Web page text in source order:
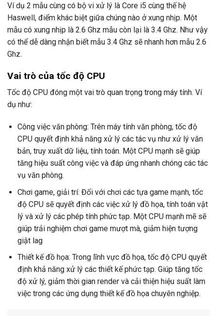
Ví dụ 2 mẫu cùng có bộ vi xử lý là Core i5 cùng thế hệ
Haswell, điểm khác biệt giữa chúng nào ở xung nhịp. Một
mẫu có xung nhịp là 2.6 Ghz mẫu còn lại là 3.4 Ghz. Như vậy
có thể dễ dàng nhận biết mẫu 3.4 Ghz sẽ nhanh hơn mẫu 2.6
Ghz.
Vai trò của tốc độ CPU
Tốc độ CPU đóng một vai trò quan trọng trong máy tính. Ví
dụ như:
Công việc văn phòng: Trên máy tính văn phòng, tốc độ
CPU quyết định khả năng xử lý các tác vụ như xử lý văn
bản, truy xuất dữ liệu, tính toán. Một CPU mạnh sẽ giúp
tăng hiệu suất công việc và đáp ứng nhanh chóng các tác
vụ văn phòng.
Chơi game, giải trí: Đối với chơi các tựa game mạnh, tốc
độ CPU sẽ quyết định các việc xử lý đồ họa, tính toán vật
lý và xử lý các phép tính phức tạp. Một CPU mạnh mẽ sẽ
giúp trải nghiệm chơi game mượt mà, giảm hiện tượng
giật lag
Thiết kế đồ họa: Trong lĩnh vực đồ họa, tốc độ CPU quyết
định khả năng xử lý các thiết kế phức tạp. Giúp tăng tốc
độ xử lý, giảm thời gian render và cải thiện hiệu suất làm
việc trong các ứng dụng thiết kế đồ họa chuyên nghiệp.